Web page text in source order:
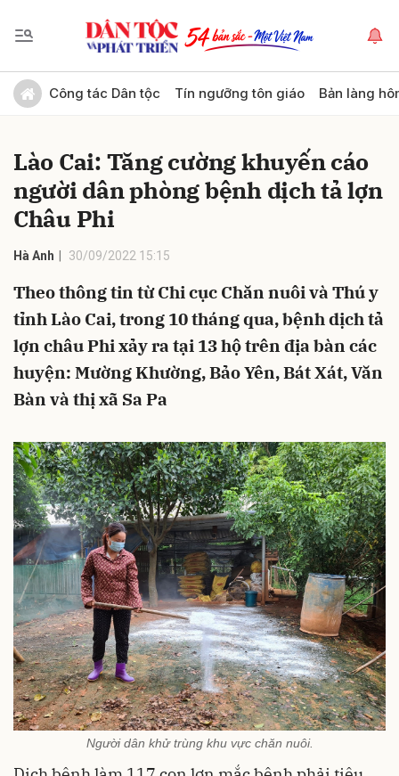
Công tác Dân tộc Tín ngưỡng tôn giáo Bản làng
Lào Cai: Tăng cường khuyến cáo
người dân phòng bệnh dịch tả lợn
Châu Phi
Hà Anh 30/09/2022 15:15
Theo thông tin từ Chi cục Chăn nuôi và Thú y
tỉnh Lào Cai, trong 10 tháng qua, bệnh dịch tả
lợn châu Phi xảy ra tại 13 hộ trên địa bàn các
huyện: Mường Khường, Bảo Yên, Bát Xát, Văn
Bàn và thị xã Sa Pa
Người dân khử trùng khu vực chăn nuôi.
Gửi bình luận